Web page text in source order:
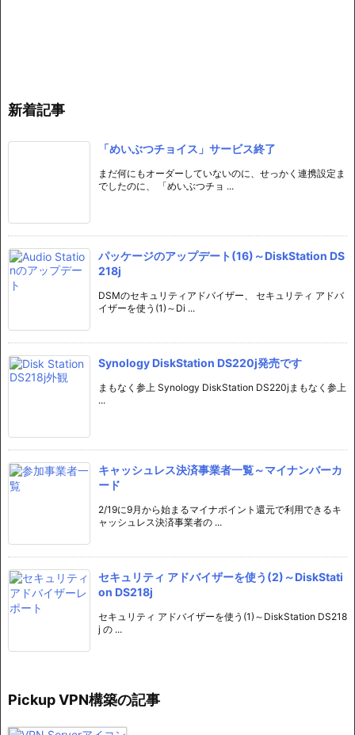
新着記事
「めいぶつチョイス」サービス終了
まだ何にもオーダーしていないのに、せっかく連携設定ま
でしたのに、 「めいぶつチョ ...
パッケージのアップデート(16)～DiskStation DS
218j
DSMのセキュリティアドバイザー、 セキュリティ アドバ
イザーを使う(1)～Di ...
Synology DiskStation DS220j発売です
まもなく参上 Synology DiskStation DS220jまもなく参上
...
キャッシュレス決済事業者一覧～マイナンバーカ
ード
2/19に9月から始まるマイナポイント還元で利用できるキ
ャッシュレス決済事業者の ...
セキュリティ アドバイザーを使う(2)～DiskStati
on DS218j
セキュリティ アドバイザーを使う(1)～DiskStation DS218
j の ...
Pickup VPN構築の記事